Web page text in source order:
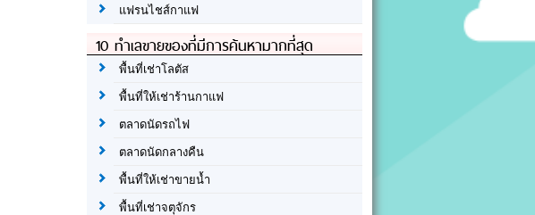
แฟรนไชส์กาแฟ
10 ทำเลขายของที่มีการค้นหามากที่สุด
พื้นที่เช่าโลตัส
พื้นที่ให้เช่าร้านกาแฟ
ตลาดนัดรถไฟ
ตลาดนัดกลางคืน
พื้นที่ให้เช่าขายน้ำ
พื้นที่เช่าจตุจักร